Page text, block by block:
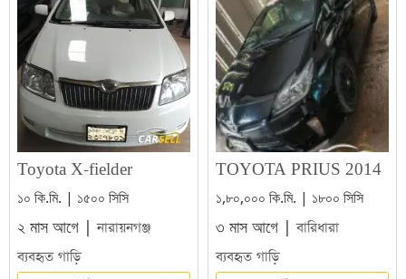
Toyota X-fielder
১০ কি.মি. | ১৫০০ সিসি
২ মাস আগে |নারায়নগঞ্জ
ব্যবহৃত গাড়ি
TOYOTA PRIUS 2014
১,৮০,০০০ কি.মি. | ১৮০০ সিসি
৩ মাস আগে |বারিধারা
ব্যবহৃত গাড়ি